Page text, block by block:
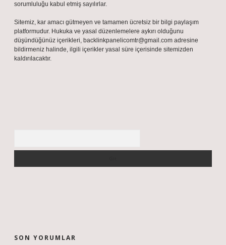
sorumluluğu kabul etmiş sayılırlar.
Sitemiz, kar amacı gütmeyen ve tamamen ücretsiz bir bilgi paylaşım
platformudur. Hukuka ve yasal düzenlemelere aykırı olduğunu
düşündüğünüz içerikleri, backlinkpanelicomtr@gmail.com adresine
bildirmeniz halinde, ilgili içerikler yasal süre içerisinde sitemizden
kaldırılacaktır.
SON YORUMLAR